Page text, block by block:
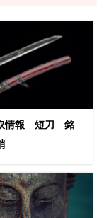
情報 短刀 銘